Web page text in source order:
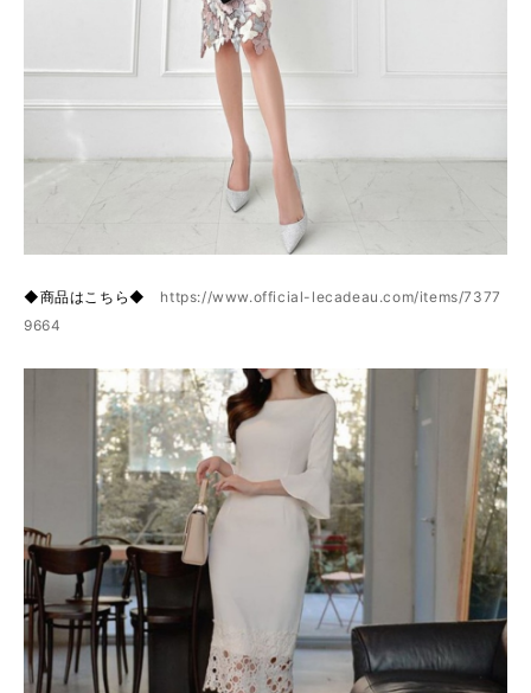
◆商品はこちら◆ https://www.official-lecadeau.com/items/7377
9664